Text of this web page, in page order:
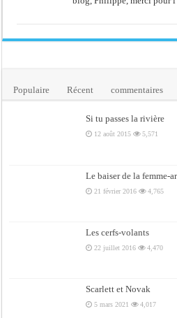
Populaire Récent commentaires
Si tu passes la rivière
12 août 2015 5,571
Le baiser de la femme-
21 février 2016 4,765
Les cerfs-volants
22 juillet 2016 4,470
Scarlett et Novak
5 mars 2021 4,017